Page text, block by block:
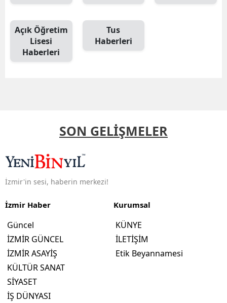
Açık Öğretim
Lisesi
Haberleri
Tus
Haberleri
SON GELİŞMELER
İzmir'in sesi, haberin merkezi!
İzmir Haber
Güncel
İZMİR GÜNCEL
İZMİR ASAYİŞ
KÜLTÜR SANAT
SİYASET
İŞ DÜNYASI
Kurumsal
KÜNYE
İLETİŞİM
Etik Beyannamesi